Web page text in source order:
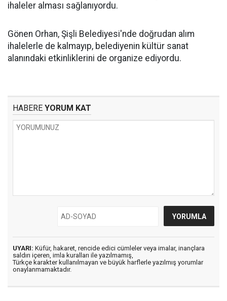
ihaleler alması sağlanıyordu.
Gönen Orhan, Şişli Belediyesi'nde doğrudan alım
ihalelerle de kalmayıp, belediyenin kültür sanat
alanındaki etkinliklerini de organize ediyordu.
HABERE YORUM KAT
UYARI: Küfür, hakaret, rencide edici cümleler veya imalar, inançlara
saldırı içeren, imla kuralları ile yazılmamış,
Türkçe karakter kullanılmayan ve büyük harflerle yazılmış yorumlar
onaylanmamaktadır.